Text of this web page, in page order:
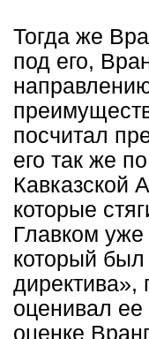
Тогда же
под его,
посчитал
его так же
Кавказской
которые
Главком
который
оценивал
оценке